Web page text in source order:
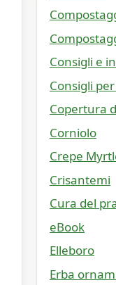
Consigli e
Consigli
Copertura
Corniolo
Crepe
Crisantemi
Cura del
eBook
Elleboro
Erba